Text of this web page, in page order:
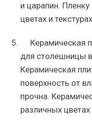
и царапин.
цветах и
Керамическая
для столешницы
Керамическая
поверхность от
прочна.
различных цветах